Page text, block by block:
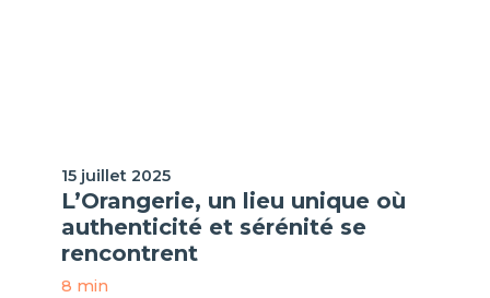
Interview/Podcast
15 juillet 2025
L’Orangerie, un lieu unique où
authenticité et sérénité se
rencontrent
8 min